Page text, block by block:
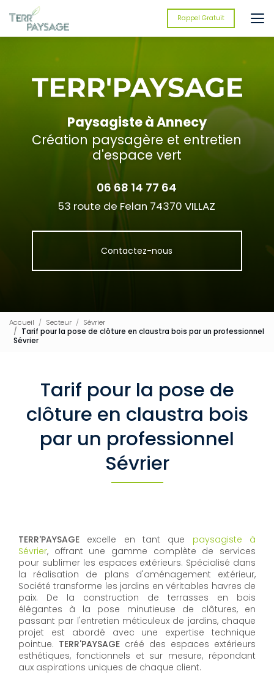
au
contenu
principal
Rappel Gratuit
Paysagiste à Annecy
Création paysagère et entretien
d'espace vert
06 68 14 77 64
53 route de Felan 74370 VILLAZ
Contactez-nous
Accueil Secteur
Sévrier
Tarif pour la pose de clôture en claustra bois par un professionnel
Sévrier
Tarif pour la pose de
clôture en claustra bois
par un professionnel
Sévrier
TERR'PAYSAGE excelle en tant que paysagiste à
Sévrier, offrant une gamme complète de services
pour sublimer les espaces extérieurs. Spécialisé dans
la réalisation de plans d'aménagement extérieur,
Société transforme les jardins en véritables havres de
paix. De la construction de terrasses en bois
élégantes à la pose minutieuse de clôtures, en
passant par l'entretien méticuleux de jardins, chaque
projet est abordé avec une expertise technique
pointue. TERR'PAYSAGE créé des espaces extérieurs
esthétiques, fonctionnels et sur mesure, répondant
aux aspirations uniques de chaque client.